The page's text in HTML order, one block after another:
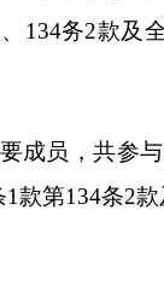
134务2款及
成员，共参
1款第134条2款